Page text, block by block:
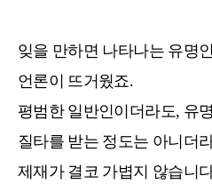
잊을 만하면 나타나는 유명
언론이 뜨거웠죠.
평범한 일반인이더라도, 유
질타를 받는 정도는 아니더
제재가 결코 가볍지 않습니